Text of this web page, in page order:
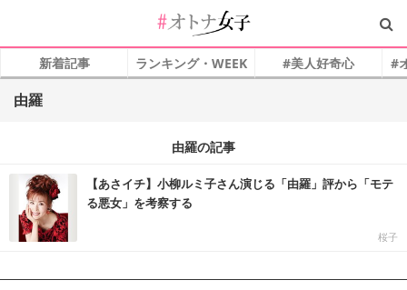
新着記事 ランキング・WEEK #美人好奇心 #
由羅
由羅の記事
【あさイチ】小柳ルミ子さん演じる「由羅」評から「モテ
る悪女」を考察する
桜子